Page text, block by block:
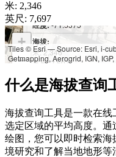
米: 2,346
英尺 : 7,697
纬度:-16.3990°
经度:-71.5375°
海拔:
米: 2,346
英尺: 7,697
+
−
Tiles © Esri — Source: Esri, i-
Getmapping, Aerogrid, IGN,
什么是海拔查询
海拔查询工具是一款在
选定区域的平均高度。
绘图，您可以即时检索
境研究和了解当地地形等